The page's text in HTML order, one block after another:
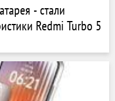
- стали
Redmi Turbo 5